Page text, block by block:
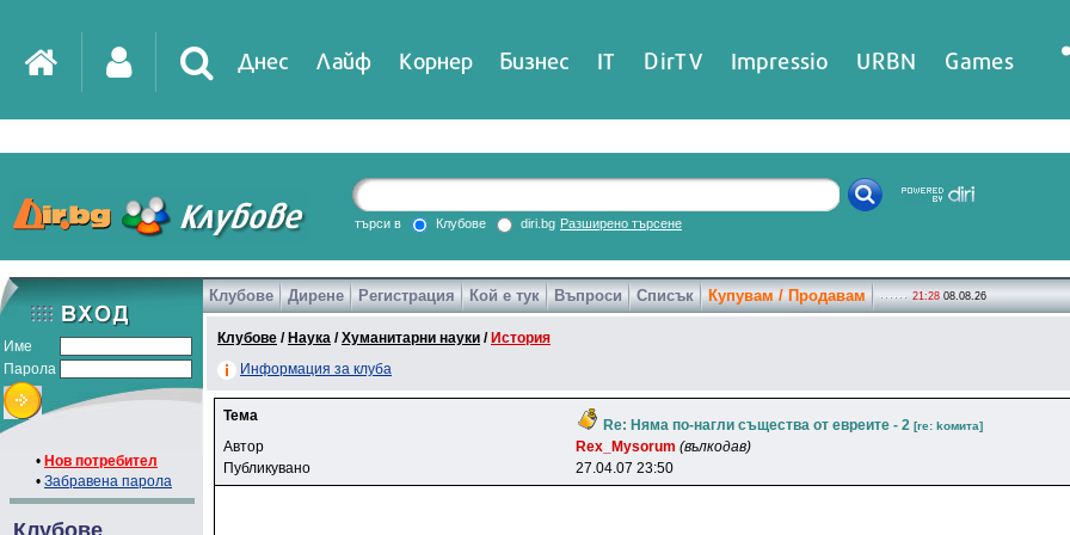
Днес Лайф Корнер Бизнес IT DirTV Impressio URBN Games
търси в Клубове diri.bg Разширено търсене
Име
Парола
• Нов потребител
• Забравена парола
Клубове
Клубове Дирене Регистрация Кой е тук Въпроси Списък Купувам / Продавам 21:28 08.08.26
Клубове / Наука /Хуманитарни науки / История
Информация за клуба
Тема
Re: Няма по-нагли същества от евреите - 2 [re: koмитa]
Автор Rex_Mysorum (вълкодав)
Публикувано
27.04.07 23:50